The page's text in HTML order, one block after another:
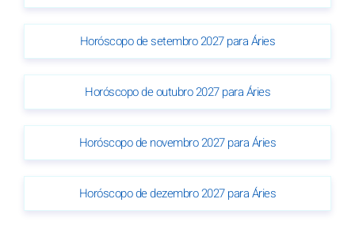
Horóscopo de setembro 2027 para Áries
Horóscopo de outubro 2027 para Áries
Horóscopo de novembro 2027 para Áries
Horóscopo de dezembro 2027 para Áries